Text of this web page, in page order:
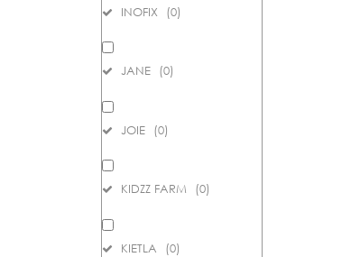
INOFIX (0)
JANE (0)
JOIE (0)
KIDZZ FARM (0)
KIETLA (0)